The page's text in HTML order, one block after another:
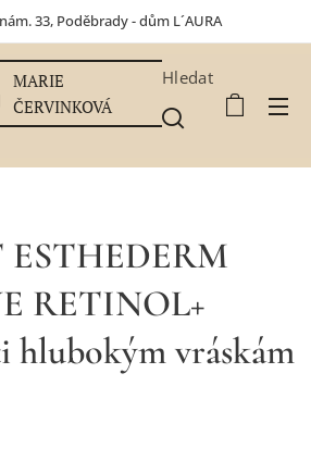
33, Poděbrady - dům L´AURA
MARIE
ČERVINKOVÁ
Hledat
RETINOL+
hlubokým vráskám